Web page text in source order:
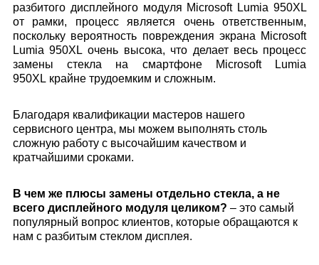
разбитого дисплейного модуля Microsoft Lumia 950XL
от рамки, процесс является очень ответственным,
поскольку вероятность повреждения экрана Microsoft
Lumia 950XL очень высока, что делает весь процесс
замены стекла на смартфоне
Microsoft Lumia
950XL крайне трудоемким и сложным.
Благодаря квалификации мастеров нашего
сервисного центра, мы можем выполнять столь
сложную работу с высочайшим качеством и
кратчайшими сроками.
В чем же плюсы замены отдельно стекла, а не
всего дисплейного модуля целиком? – это самый
популярный вопрос клиентов, которые обращаются к
нам с разбитым стеклом дисплея.